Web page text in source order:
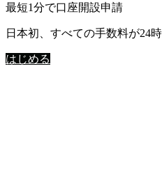
最短1分で口座開設申請
日本初、すべての手数料が24
はじめる